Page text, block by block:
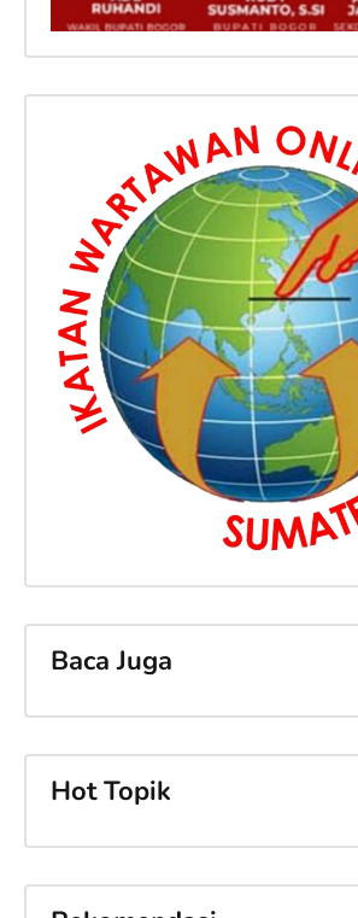
Baca Juga
Hot Topik